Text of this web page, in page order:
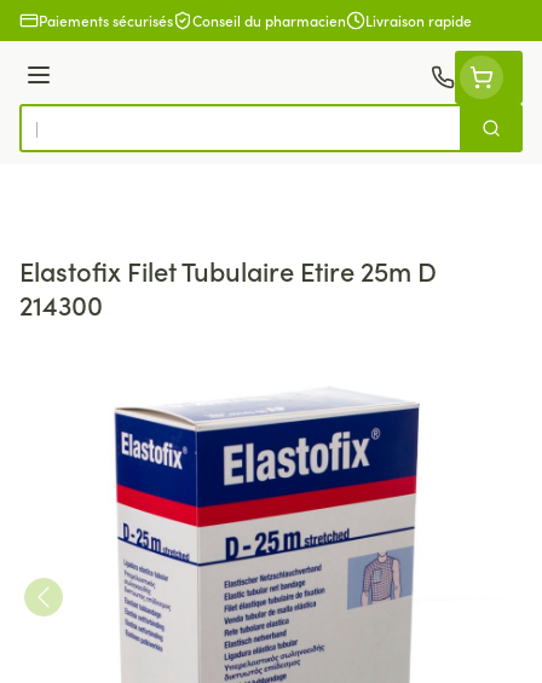
Aller au contenu
Paiements sécurisés Conseil du pharmacien Livraison rapide
Menu
Rechercher
Elastofix Filet Tubulaire Etire 25m D
214300